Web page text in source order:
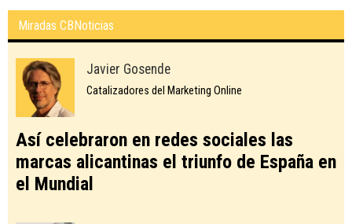
Miradas CBNoticias
Javier Gosende
Catalizadores del Marketing Online
Así celebraron en redes sociales las
marcas alicantinas el triunfo de España en
el Mundial